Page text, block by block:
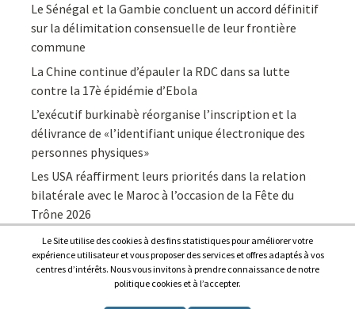
Le Sénégal et la Gambie concluent un accord définitif
sur la délimitation consensuelle de leur frontière
commune
La Chine continue d’épauler la RDC dans sa lutte
contre la 17è épidémie d’Ebola
L’exécutif burkinabè réorganise l’inscription et la
délivrance de «l’identifiant unique électronique des
personnes physiques»
Les USA réaffirment leurs priorités dans la relation
bilatérale avec le Maroc à l’occasion de la Fête du
Trône 2026
Le Site utilise des cookies à des fins statistiques pour améliorer votre
expérience utilisateur et vous proposer des services et offres adaptés à vos
centres d’intérêts. Nous vous invitons à prendre connaissance de notre
politique cookies et à l’accepter.